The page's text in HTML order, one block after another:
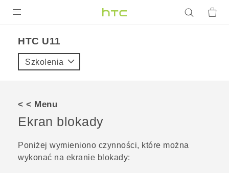
VIVE
POMOC TECHNICZNA
HTC U11‎
Szkolenia
< < Menu
Ekran blokady
Poniżej wymieniono czynności, które można
wykonać na ekranie blokady: